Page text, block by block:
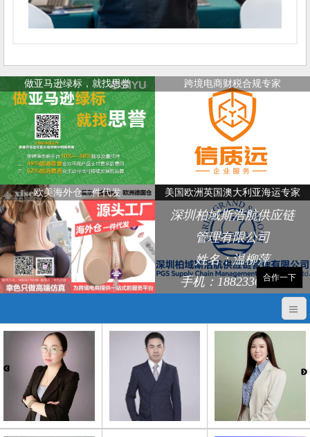
做亚马逊绿标，就找思誉 跨境电商财税合规专家
欧美海外仓一件代发 美国欧洲英国澳大利亚海运专家
深圳柏域斯浩航供应链
管理有限公司
姓名：温柳萍
手机：18823368248
合作一下